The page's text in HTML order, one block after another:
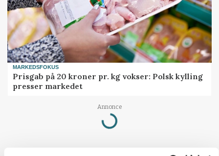
MARKEDSFOKUS
Prisgab på 20 kroner pr. kg vokser: Polsk kylling
presser markedet
Annonce
Loading...